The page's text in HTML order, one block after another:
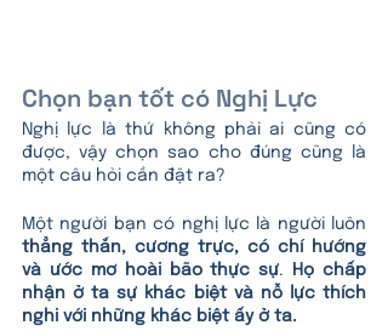
Chọn bạn tốt có Nghị Lực
Nghị lực là thứ không phải ai cũng có
được, vậy chọn sao cho đúng cũng là
một câu hỏi cần đặt ra?
thẳng thắn, cương trực, có chí hướng
và ước mơ hoài bão thực sự.
Họ chấp
nhận ở ta sự khác biệt và nỗ lực thích
nghi với những khác biệt ấy ở ta.